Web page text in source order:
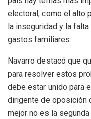
electoral, como el alto
la inseguridad y la
gastos familiares.
Navarro destacó que
para resolver estos
debe estar unido para
dirigente de oposición
mejor no es la